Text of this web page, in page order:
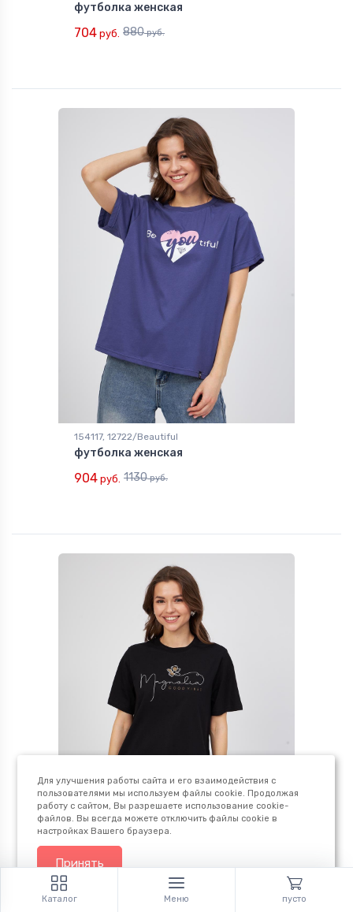
футболка женская
704 руб. 880руб.
154117, 12722/Beautiful
футболка женская
904 руб. 1130руб.
154107, 12716/Magnolia
футболка женская
Каталог Меню пусто
Для улучшения работы сайта и его взаимодействия с
пользователями мы используем файлы cookie. Продолжая
работу с сайтом, Вы разрешаете использование cookie-
файлов. Вы всегда можете отключить файлы cookie в
настройках Вашего браузера.
Принять